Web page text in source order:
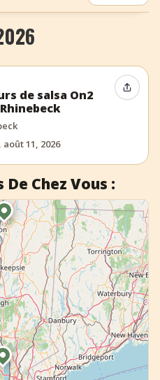
de salsa On2
11, 2026
De Chez Vous :